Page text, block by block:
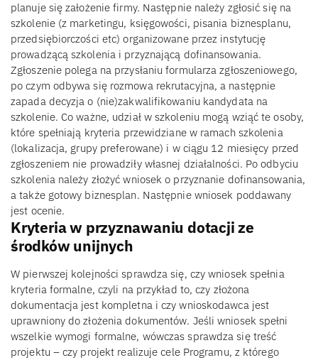
planuje się założenie firmy. Następnie należy zgłosić się na
szkolenie (z marketingu, księgowości, pisania biznesplanu,
przedsiębiorczości etc) organizowane przez instytucję
prowadzącą szkolenia i przyznającą dofinansowania.
Zgłoszenie polega na przysłaniu formularza zgłoszeniowego,
po czym odbywa się rozmowa rekrutacyjna, a następnie
zapada decyzja o (nie)zakwalifikowaniu kandydata na
szkolenie. Co ważne, udział w szkoleniu mogą wziąć te osoby,
które spełniają kryteria przewidziane w ramach szkolenia
(lokalizacja, grupy preferowane) i w ciągu 12 miesięcy przed
zgłoszeniem nie prowadziły własnej działalności. Po odbyciu
szkolenia należy złożyć wniosek o przyznanie dofinansowania,
a także gotowy biznesplan. Następnie wniosek poddawany
jest ocenie.
Kryteria w przyznawaniu dotacji ze
środków unijnych
W pierwszej kolejności sprawdza się, czy wniosek spełnia
kryteria formalne, czyli na przykład to, czy złożona
dokumentacja jest kompletna i czy wnioskodawca jest
uprawniony do złożenia dokumentów. Jeśli wniosek spełni
wszelkie wymogi formalne, wówczas sprawdza się treść
projektu – czy projekt realizuje cele Programu, z którego